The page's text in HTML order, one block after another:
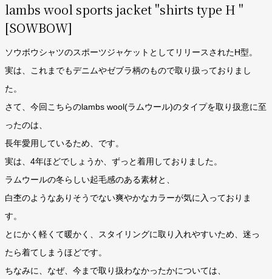
lambs wool sports jacket "shirts type H "
[SOWBOW]
ソウボウシャツのスポーツジャケットとしてリリースされたH型。
実は、これまでもデニムやゼブラ柄のもので取り扱っておりまし
た。
さて、今回こちらのlambs wool(ラムウール)のタイプを取り扱意に至
ったのは、
長年愛用しているため、です。
実は、4年ほどでしょうか、ずっと着用しておりました。
ラムウールの冬らしい起毛感のある素材と、
白杢のようなありそうでない爽やかなカラーが気に入っておりま
す。
とにかく軽くて暖かく、スタイリングに取り入れやすいため、迷っ
たら着てしまうほどです。
ちなみに、なぜ、今まで取り扱わなかったかについては、